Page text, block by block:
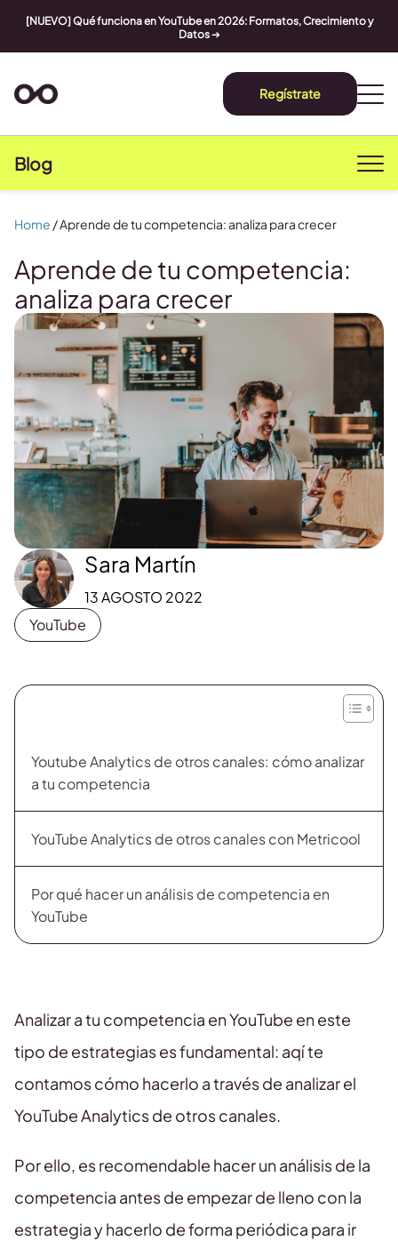
[NUEVO] Qué funciona en YouTube en 2026: Formatos, Crecimiento y
Datos➔
Regístrate
Blog
Aprende de tu competencia:
analiza para crecer
Sara Martín
13 AGOSTO 2022
YouTube
Home /Aprende de tu competencia: analiza para crecer
Youtube Analytics de otros canales: cómo analizar
a tu competencia
YouTube Analytics de otros canales con Metricool
Por qué hacer un análisis de competencia en
YouTube
Analizar a tu competencia en YouTube en este
tipo de estrategias es fundamental: aqí te
contamos cómo hacerlo a través de analizar el
YouTube Analytics de otros canales.
Por ello, es recomendable hacer un análisis de la
competencia antes de empezar de lleno con la
estrategia y hacerlo de forma periódica para ir